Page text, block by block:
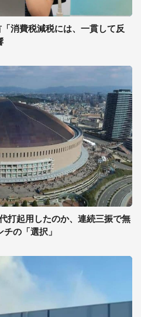
消費税減税には、一貫して反
打起用したのか、連続三振で無
の「選択」